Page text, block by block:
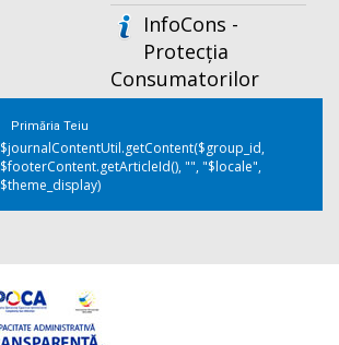
InfoCons -
Protecția
Consumatorilor
Primăria Teiu
$journalContentUtil.getContent($group_id,
$footerContent.getArticleId(), "", "$locale",
$theme_display)